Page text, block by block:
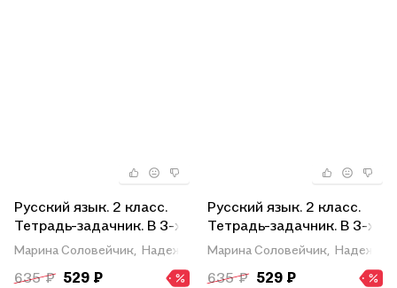
Русский язык. 2 класс.
Тетрадь-задачник. В 3-х
частях. Часть 1
Марина Соловейчик, Надежда Кузьменко
635 ₽ 529 ₽
Русский язык. 2 класс.
Тетрадь-задачник. В 3-х
частях. Часть 2
Марина Соловейчик, Надежда
635 ₽ 529 ₽